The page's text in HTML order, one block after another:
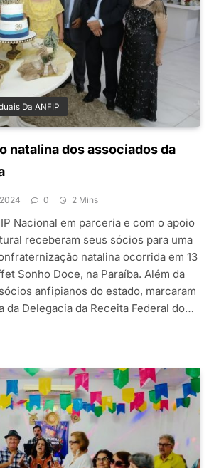
Da ANFIP
natalina dos associados da
0 2 Mins
Nacional em parceria e com o apoio
receberam seus sócios para uma
natalina ocorrida em 13
Sonho Doce, na Paraíba. Além da
anfipianos do estado, marcaram
da Delegacia da Receita Federal do…